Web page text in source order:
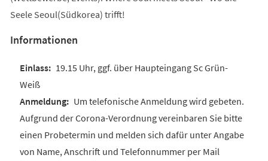
Seele Seoul(Südkorea) trifft!
Informationen
19.15 Uhr, ggf. über Haupteingang Sc Grün-
Weiß
Um telefonische Anmeldung wird gebeten.
Aufgrund der Corona-Verordnung vereinbaren Sie bitte
einen Probetermin und melden sich dafür unter Angabe
von Name, Anschrift und Telefonnummer per Mail